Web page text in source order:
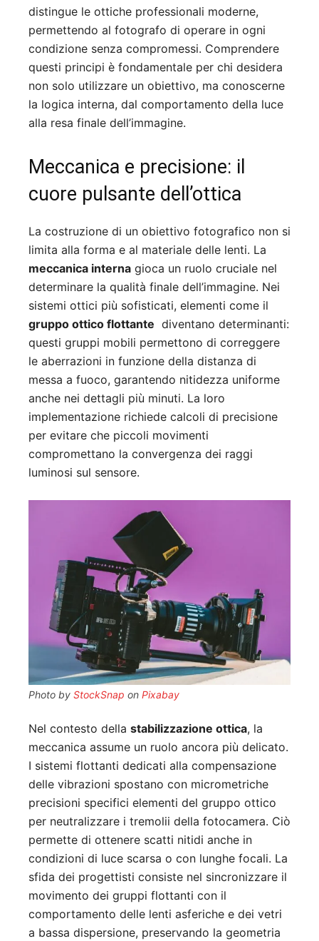
distingue le ottiche professionali moderne,
permettendo al fotografo di operare in ogni
condizione senza compromessi. Comprendere
questi principi è fondamentale per chi desidera
non solo utilizzare un obiettivo, ma conoscerne
la logica interna, dal comportamento della luce
alla resa finale dell’immagine.
Meccanica e precisione: il
cuore pulsante dell’ottica
La costruzione di un obiettivo fotografico non si
limita alla forma e al materiale delle lenti. La
meccanica interna gioca un ruolo cruciale nel
determinare la qualità finale dell’immagine. Nei
sistemi ottici più sofisticati, elementi come il
gruppo ottico flottante diventano determinanti:
questi gruppi mobili permettono di correggere
le aberrazioni in funzione della distanza di
messa a fuoco, garantendo nitidezza uniforme
anche nei dettagli più minuti. La loro
implementazione richiede calcoli di precisione
per evitare che piccoli movimenti
compromettano la convergenza dei raggi
luminosi sul sensore.
Photo by StockSnap on Pixabay
Nel contesto della stabilizzazione ottica, la
meccanica assume un ruolo ancora più delicato.
I sistemi flottanti dedicati alla compensazione
delle vibrazioni spostano con micrometriche
precisioni specifici elementi del gruppo ottico
per neutralizzare i tremolii della fotocamera. Ciò
permette di ottenere scatti nitidi anche in
condizioni di luce scarsa o con lunghe focali. La
sfida dei progettisti consiste nel sincronizzare il
movimento dei gruppi flottanti con il
comportamento delle lenti asferiche e dei vetri
a bassa dispersione, preservando la geometria